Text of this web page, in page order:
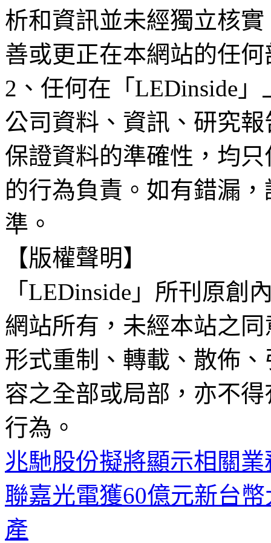
析和資訊並未經獨立核
善或更正在本網站的任
2、任何在「LEDinside
公司資料、資訊、研究
保證資料的準確性，均
的行為負責。如有錯漏
準。
【版權聲明】
「LEDinside」所刊原創
網站所有，未經本站之
形式重制、轉載、散佈
容之全部或局部，亦不
行為。
兆馳股份擬將顯示相關
聯嘉光電獲60億元新台
產